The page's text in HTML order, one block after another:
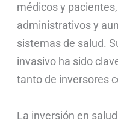
médicos y
administrativos y
sistemas de salud.
invasivo ha sido
tanto de inversores
La inversión en